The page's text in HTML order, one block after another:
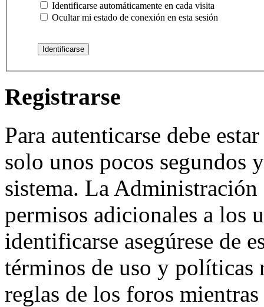
Identificarse automáticamente en cada visita
Ocultar mi estado de conexión en esta sesión
Registrarse
Para autenticarse debe
solo unos pocos segundos
sistema. La
permisos adicionales a los
identificarse asegúrese de
términos de uso y políticas
reglas de los foros